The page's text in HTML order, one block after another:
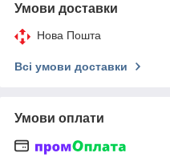
Умови доставки
Нова Пошта
Всі умови доставки
Умови оплати